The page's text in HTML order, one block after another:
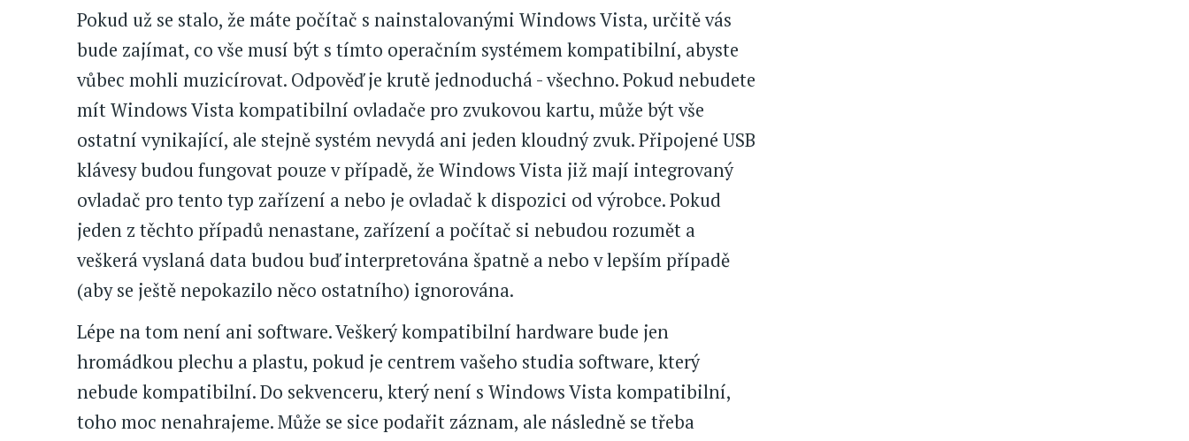
Pokud už se stalo, že máte počítač s nainstalovanými Windows Vista, určitě vás
bude zajímat, co vše musí být s tímto operačním systémem kompatibilní, abyste
vůbec mohli muzicírovat. Odpověď je krutě jednoduchá - všechno. Pokud nebudete
mít Windows Vista kompatibilní ovladače pro zvukovou kartu, může být vše
ostatní vynikající, ale stejně systém nevydá ani jeden kloudný zvuk. Připojené USB
klávesy budou fungovat pouze v případě, že Windows Vista již mají integrovaný
ovladač pro tento typ zařízení a nebo je ovladač k dispozici od výrobce. Pokud
jeden z těchto případů nenastane, zařízení a počítač si nebudou rozumět a
veškerá vyslaná data budou buď interpretována špatně a nebo v lepším případě
(aby se ještě nepokazilo něco ostatního) ignorována.
Lépe na tom není ani software. Veškerý kompatibilní hardware bude jen
hromádkou plechu a plastu, pokud je centrem vašeho studia software, který
nebude kompatibilní. Do sekvenceru, který není s Windows Vista kompatibilní,
toho moc nenahrajeme. Může se sice podařit záznam, ale následně se třeba